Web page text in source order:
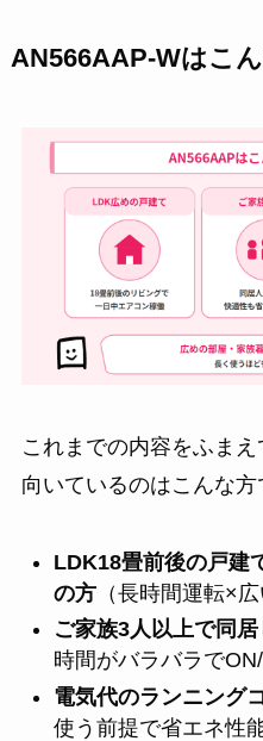
AN566AAP-Wはこ
これまでの内容をふま
向いているのはこんな方
LDK18畳前後の戸建
の方（長時間運転×広
ご家族3人以上で同
時間がバラバラで
電気代のランニング
使う前提で省エネ性